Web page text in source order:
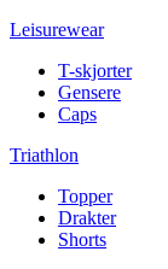
Leisurewear
T-skjorter
Gensere
Caps
Triathlon
Topper
Drakter
Shorts